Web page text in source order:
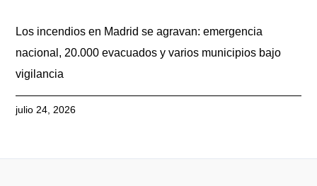
Los incendios en Madrid se agravan: emergencia
nacional, 20.000 evacuados y varios municipios bajo
vigilancia
julio 24, 2026